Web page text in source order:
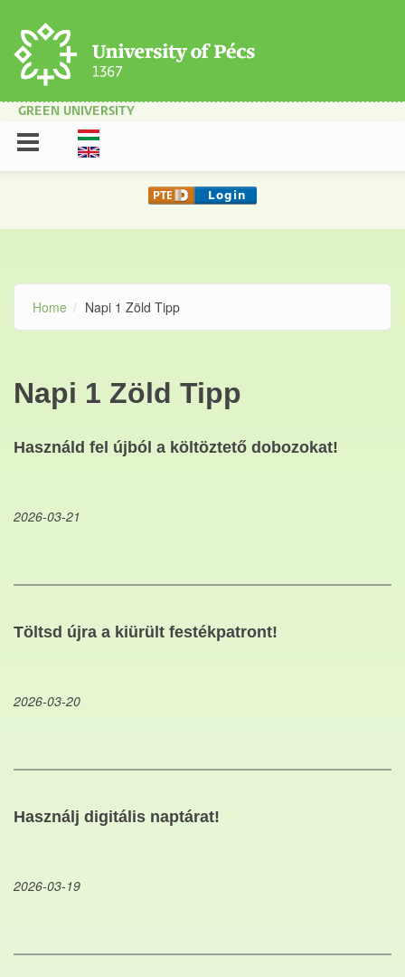
GREEN UNIVERSITY
Home Napi 1 Zöld Tipp
Napi 1 Zöld Tipp
Használd fel újból a költöztető dobozokat!
2026-03-21
Töltsd újra a kiürült festékpatront!
2026-03-20
Használj digitális naptárat!
2026-03-19